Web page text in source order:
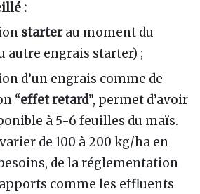
:
starterau moment du
autre engrais starter) ;
d’un engrais comme de
“effet retard”, permet d’avoir
à 5-6 feuilles du maïs.
de 100 à 200 kg/ha en
de la réglementation
comme les effluents